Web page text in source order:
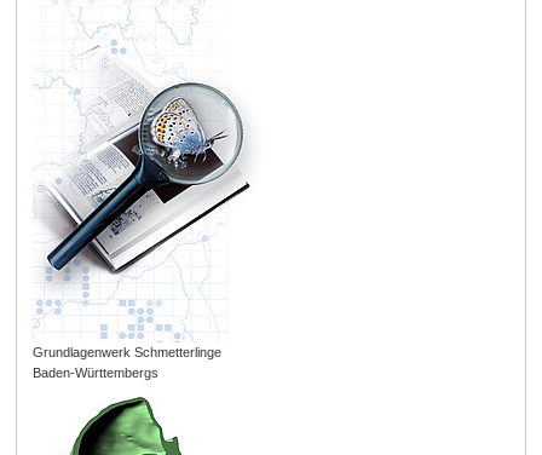
Grundlagenwerk Schmetterlinge
Baden-Württembergs